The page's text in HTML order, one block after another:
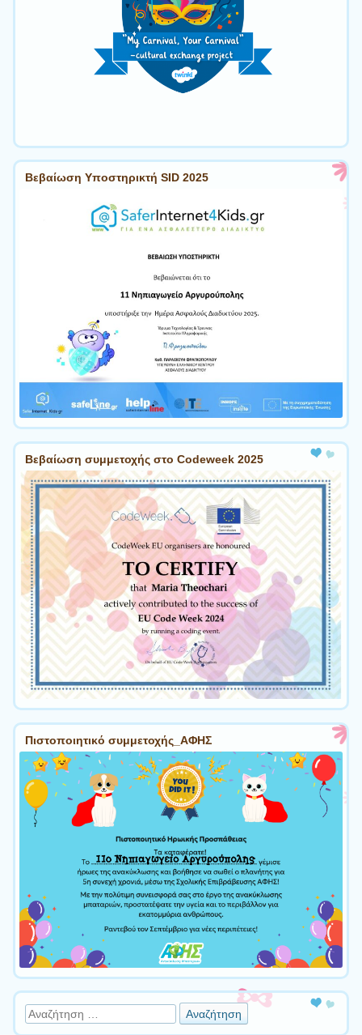
Βεβαίωση Υποστηρικτή SID 2025
Βεβαίωση συμμετοχής στο Codeweek 2025
Πιστοποιητικό συμμετοχής_ΑΦΗΣ
Αναζήτηση